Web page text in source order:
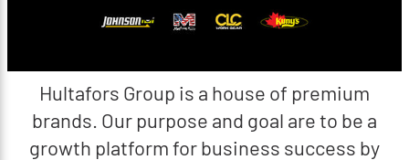
Hultafors Group is a house of premium
brands. Our purpose and goal are to be a
growth platform for business success by